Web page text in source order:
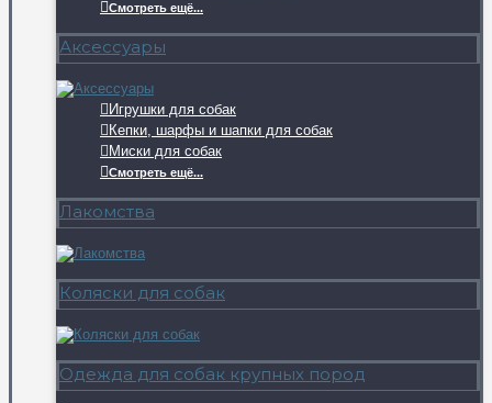
Смотреть ещё...
Аксессуары
Игрушки для собак
Кепки, шарфы и шапки для собак
Миски для собак
Смотреть ещё...
Лакомства
Коляски для собак
Одежда для собак крупных пород